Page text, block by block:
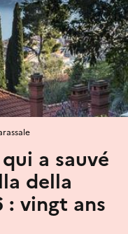
a sauvé
della
: vingt ans